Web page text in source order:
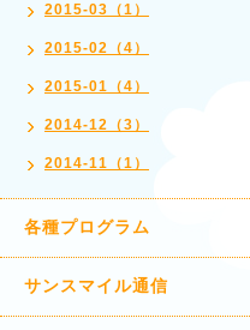
2015-03（1）
2015-02（4）
2015-01（4）
2014-12（3）
2014-11（1）
各種プログラム
サンスマイル通信